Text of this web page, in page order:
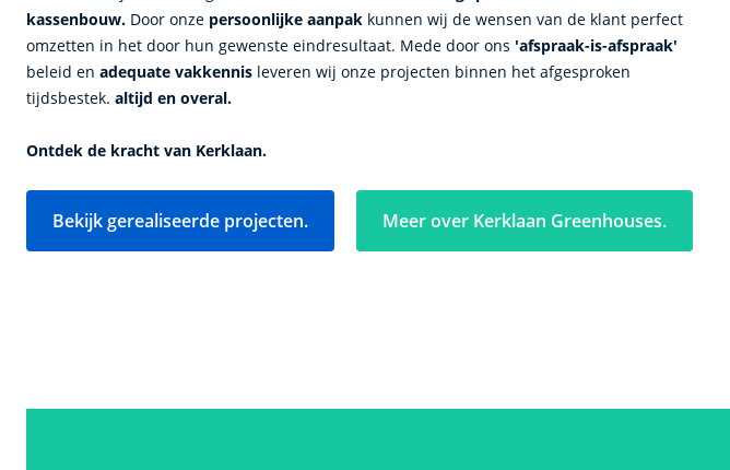
kassenbouw. Door onze persoonlijke aanpak kunnen wij de wensen van de klant perfect
omzetten in het door hun gewenste eindresultaat. Mede door ons 'afspraak-is-afspraak'
beleid en adequate vakkennis leveren wij onze projecten binnen het afgesproken
tijdsbestek. altijd en overal.
Ontdek de kracht van Kerklaan.
Bekijk gerealiseerde projecten. Meer over Kerklaan Greenhouses.